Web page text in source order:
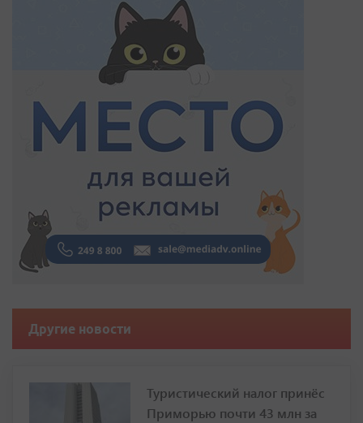
Другие новости
Туристический налог принёс
Приморью почти 43 млн за